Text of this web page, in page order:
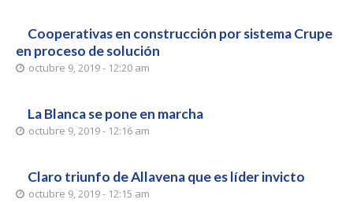
Cooperativas en construcción por sistema Crupe
en proceso de solución
octubre 9, 2019 - 12:20 am
La Blanca se pone en marcha
octubre 9, 2019 - 12:16 am
Claro triunfo de Allavena que es líder invicto
octubre 9, 2019 - 12:15 am